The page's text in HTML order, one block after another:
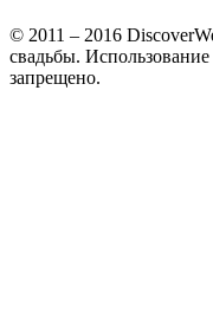
© 2011 – 2016
свадьбы.
запрещено.